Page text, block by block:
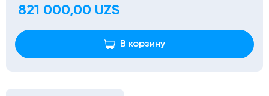
821 000,00 UZS
В корзину